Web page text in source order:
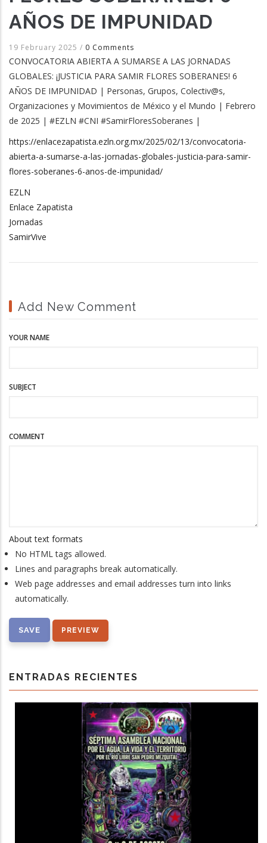
AÑOS DE IMPUNIDAD
19 February 2025 / 0 Comments
CONVOCATORIA ABIERTA A SUMARSE A LAS JORNADAS
GLOBALES: ¡JUSTICIA PARA SAMIR FLORES SOBERANES! 6
AÑOS DE IMPUNIDAD | Personas, Grupos, Colectiv@s,
Organizaciones y Movimientos de México y el Mundo | Febrero
de 2025 | #EZLN #CNI #SamirFloresSoberanes |
https://enlacezapatista.ezln.org.mx/2025/02/13/convocatoria-
abierta-a-sumarse-a-las-jornadas-globales-justicia-para-samir-
flores-soberanes-6-anos-de-impunidad/
EZLN
Enlace Zapatista
Jornadas
SamirVive
Add New Comment
YOUR NAME
SUBJECT
COMMENT
About text formats
No HTML tags allowed.
Lines and paragraphs break automatically.
Web page addresses and email addresses turn into links
automatically.
ENTRADAS RECIENTES